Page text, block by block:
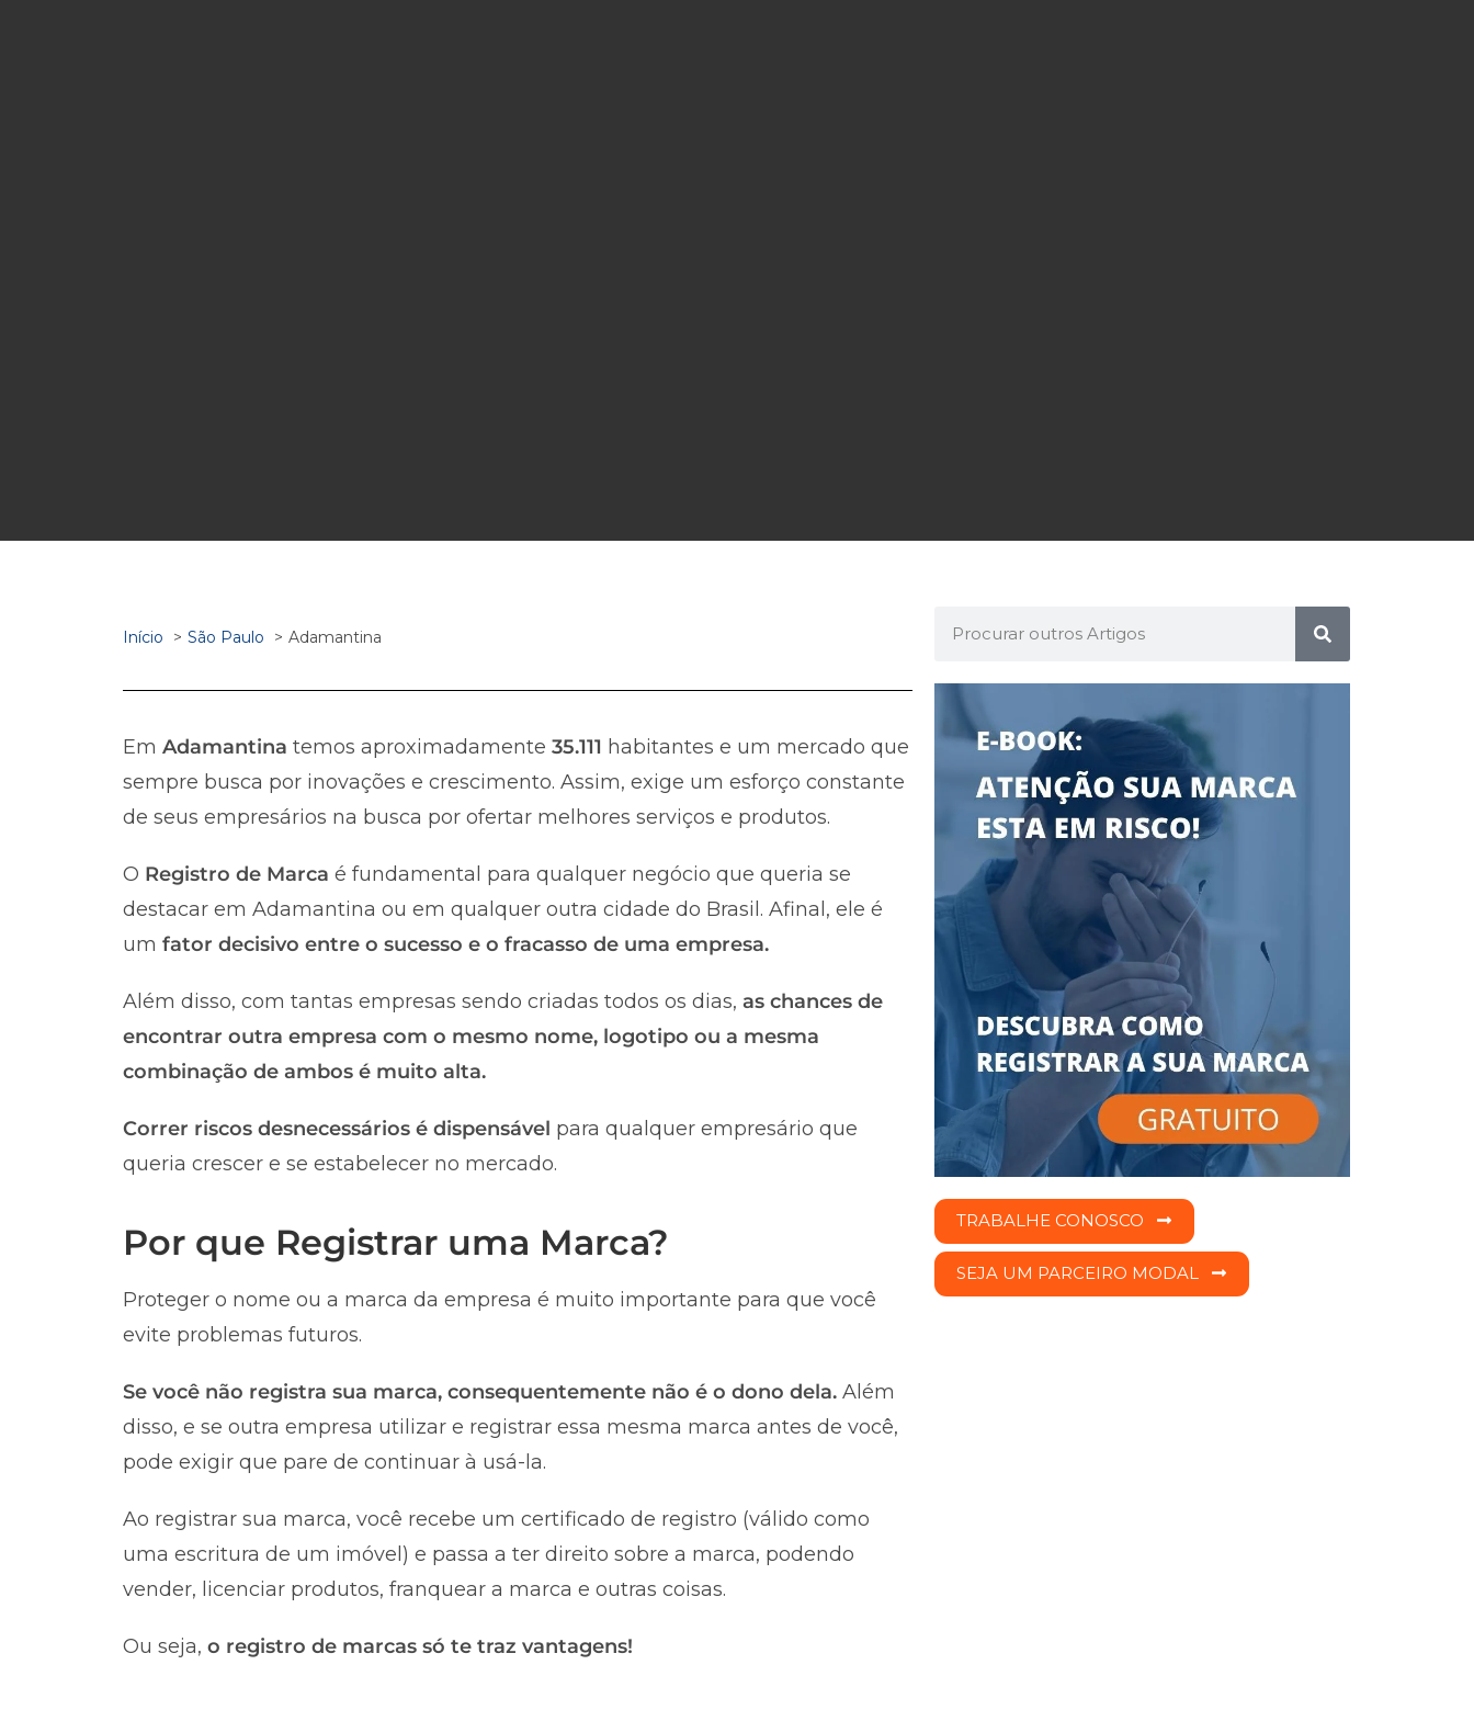
Início São Paulo Adamantina
Em Adamantina temos aproximadamente 35.111 habitantes e um mercado que
sempre busca por inovações e crescimento. Assim, exige um esforço constante
de seus empresários na busca por ofertar melhores serviços e produtos.
O Registro de Marca é fundamental para qualquer negócio que queria se
destacar em Adamantina ou em qualquer outra cidade do Brasil. Afinal, ele é
um fator decisivo entre o sucesso e o fracasso de uma empresa.
Além disso, com tantas empresas sendo criadas todos os dias, as chances de
encontrar outra empresa com o mesmo nome, logotipo ou a mesma
combinação de ambos é muito alta.
Correr riscos desnecessários é dispensável para qualquer empresário que
queria crescer e se estabelecer no mercado.
Por que Registrar uma Marca?
Proteger o nome ou a marca da empresa é muito importante para que você
evite problemas futuros.
Se você não registra sua marca, consequentemente não é o dono dela. Além
disso, e se outra empresa utilizar e registrar essa mesma marca antes de você,
pode exigir que pare de continuar à usá-la.
Ao registrar sua marca, você recebe um certificado de registro (válido como
uma escritura de um imóvel) e passa a ter direito sobre a marca, podendo
vender, licenciar produtos, franquear a marca e outras coisas.
Ou seja, o registro de marcas só te traz vantagens!
TRABALHE CONOSCO
SEJA UM PARCEIRO MODAL